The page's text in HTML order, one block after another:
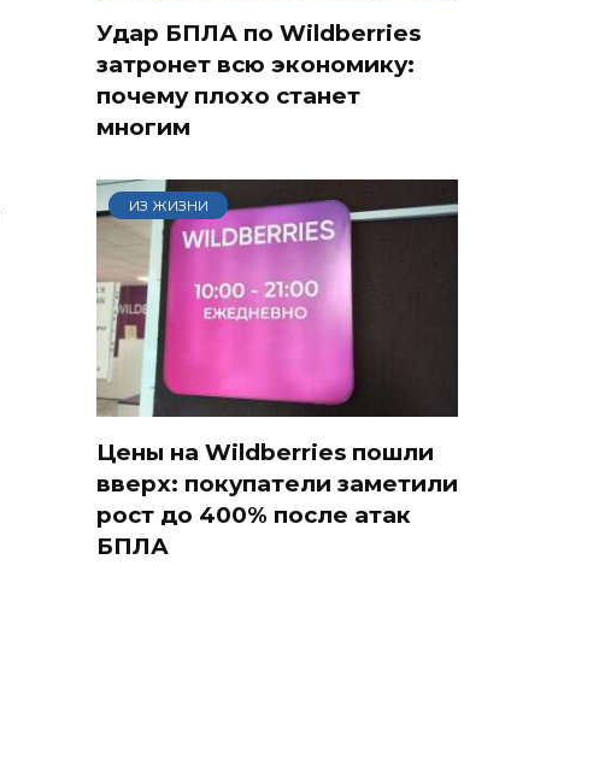
Удар БПЛА по Wildberries
затронет всю экономику:
почему плохо станет
многим
ИЗ ЖИЗНИ
Цены на Wildberries пошли
вверх: покупатели заметили
рост до 400% после атак
БПЛА